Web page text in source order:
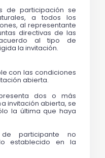
de participación se
a todos los
al representante
directivas de las
al tipo de
la invitación.
con las condiciones
abierta.
dos o más
invitación abierta, se
la última que haya
participante no
establecido en la